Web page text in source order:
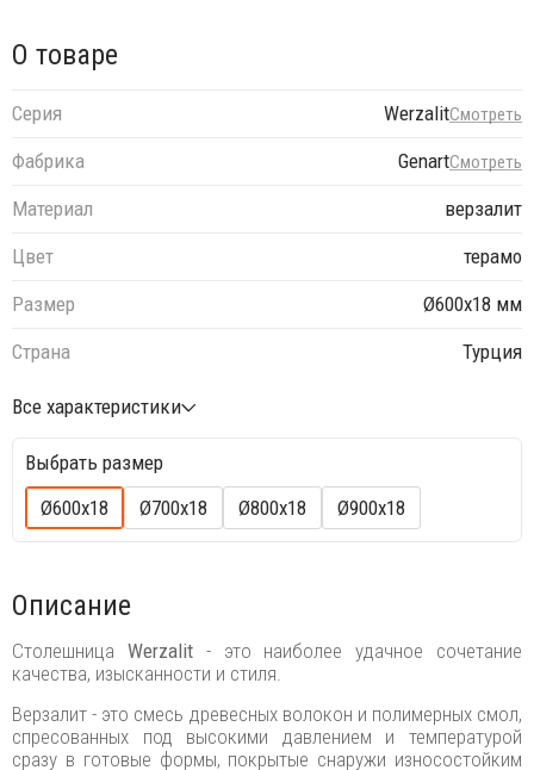
О товаре
Серия WerzalitСмотреть
Фабрика GenartСмотреть
Материал
верзалит
Цвет
терамо
Размер
Ø600х18 мм
Страна
Турция
Все характеристики
Выбрать размер
Ø600х18
Ø700х18 Ø800х18 Ø900х18
Описание
Столешница Werzalit - это наиболее удачное сочетание
качества, изысканности и стиля.
Верзалит - это смесь древесных волокон и полимерных смол,
спресованных под высокими давлением и температурой
сразу в готовые формы, покрытые снаружи износостойким